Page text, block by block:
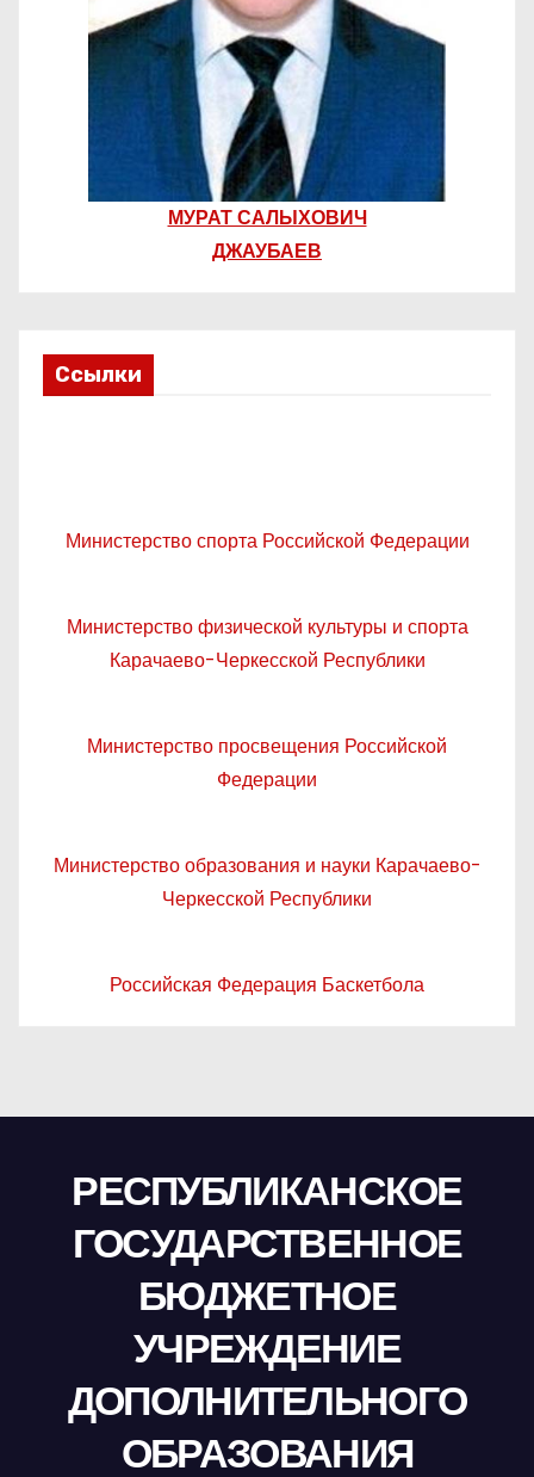
МУРАТ САЛЫХОВИЧ
ДЖАУБАЕВ
Ссылки
Министерство спорта Российской Федерации
Министерство физической культуры и спорта
Карачаево-Черкесской Республики
Министерство просвещения Российской
Федерации
Министерство образования и науки Карачаево-
Черкесской Республики
Российская Федерация Баскетбола
РЕСПУБЛИКАНСКОЕ
ГОСУДАРСТВЕННОЕ
БЮДЖЕТНОЕ
УЧРЕЖДЕНИЕ
ДОПОЛНИТЕЛЬНОГО
ОБРАЗОВАНИЯ